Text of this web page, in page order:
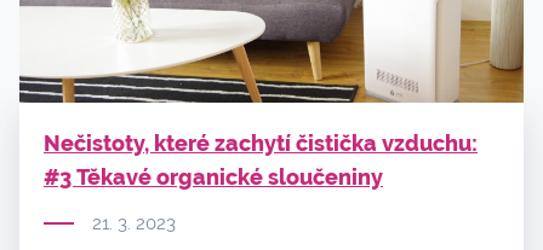
Nečistoty, které zachytí čistička vzduchu:
#3 Těkavé organické sloučeniny
21. 3. 2023